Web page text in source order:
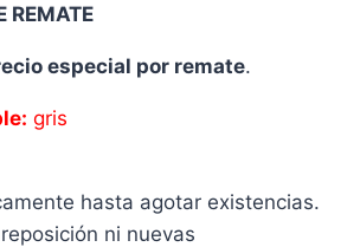
REMATE
especial por remate.
gris
hasta agotar existencias.
ni nuevas